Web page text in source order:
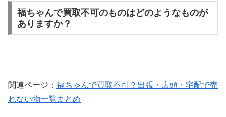
福ちゃんで買取不可のものはどのようなものが
ありますか？
関連ページ： 福ちゃんで買取不可？出張・店頭・宅配で売
れない物一覧まとめ